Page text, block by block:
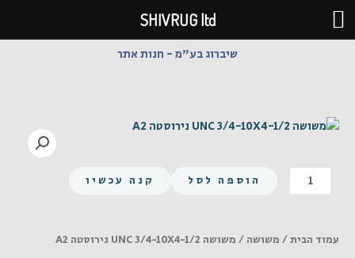
דילוג
לתוכן
שיברוג בע"מ - חנות אתר
כמות
של
הוספה לסל קנה עכשיו
עמוד הבית/ משושה / משושה UNC 3/4-10X4-1/2 נירוסטה A2
SHIVRUG ltd